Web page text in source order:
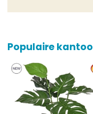
Populaire